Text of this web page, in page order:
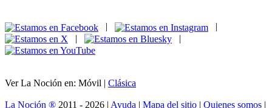
|
|
Ver La Noción en: Móvil | Clásica
La Noción ® 2011 - 2026 | Ayuda | Mapa del sitio | Quienes somos |